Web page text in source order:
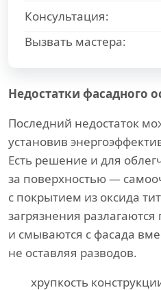
Консультация:
Вызвать мастера:
Недостатки фасадного
Последний недостаток
установив
Есть решение и для
за поверхностью —
с покрытием из оксида
загрязнения
и смываются с фасада
не оставляя разводов.
хрупкость